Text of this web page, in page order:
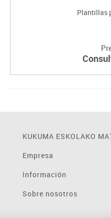
Plantillas
KUKUMA ESKOLAKO
Empresa
Información
Sobre nosotros